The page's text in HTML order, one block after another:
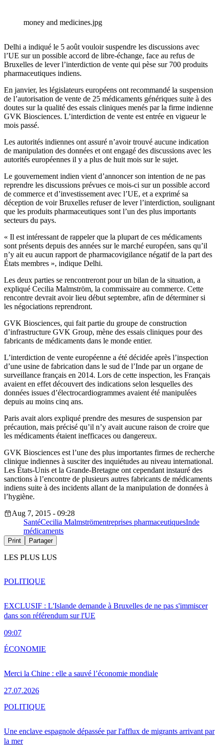
money and medicines.jpg
Delhi a indiqué le 5 août vouloir suspendre les discussions avec
l’UE sur un possible accord de libre-échange, face au refus de
Bruxelles de lever l’interdiction de vente qui pèse sur 700 produits
pharmaceutiques indiens.
En janvier, les législateurs européens ont recommandé la suspension
de l’autorisation de vente de 25 médicaments génériques suite à des
doutes sur la qualité des essais cliniques menés par la firme indienne
GVK Biosciences. L’interdiction de vente est entrée en vigueur le
mois passé.
Les autorités indiennes ont assuré n’avoir trouvé aucune indication
de manipulation des données et ont engagé des discussions avec les
autorités européennes il y a plus de huit mois sur le sujet.
Le gouvernement indien vient d’annoncer son intention de ne pas
reprendre les discussions prévues ce mois-ci sur un possible accord
de commerce et d’investissement avec l’UE, et a exprimé sa
déception de voir Bruxelles refuser de lever l’interdiction, soulignant
que les produits pharmaceutiques sont l’un des plus importants
secteurs du pays.
« Il est intéressant de rappeler que la plupart de ces médicaments
sont présents depuis des années sur le marché européen, sans qu’il
n’y ait eu aucun rapport de pharmacovigilance négatif de la part des
États membres », indique Delhi.
Les deux parties se rencontreront pour un bilan de la situation, a
expliqué Cecilia Malmström, la commissaire au commerce. Cette
rencontre devrait avoir lieu début septembre, afin de déterminer si
les négociations reprendront.
GVK Biosciences, qui fait partie du groupe de construction
d’infrastructure GVK Group, mène des essais cliniques pour des
fabricants de médicaments dans le monde entier.
L’interdiction de vente européenne a été décidée après l’inspection
d’une usine de fabrication dans le sud de l’Inde par un organe de
surveillance français en 2014. Lors de cette inspection, les Français
avaient en effet découvert des indications selon lesquelles des
données issues d’électrocardiogrammes avaient été manipulées
depuis au moins cinq ans.
Paris avait alors expliqué prendre des mesures de suspension par
précaution, mais précisé qu’il n’y avait aucune raison de croire que
les médicaments étaient inefficaces ou dangereux.
GVK Biosciences est l’une des plus importantes firmes de recherche
clinique indiennes à susciter des inquiétudes au niveau international.
Les États-Unis et la Grande-Bretagne ont cependant instauré des
sanctions à l’encontre de plusieurs autres fabricants de médicaments
indiens suite à des incidents allant de la manipulation de données à
l’hygiène.
Aug 7, 2015 - 09:28
SantéCecilia Malmströmentreprises pharmaceutiquesInde
médicaments
Print Partager
LES PLUS LUS
EXCLUSIF : L'Islande demande à Bruxelles de ne pas s'immiscer
dans son référendum sur l'UE
09:07
POLITIQUE
Merci la Chine : elle a sauvé l’économie mondiale
27.07.2026
ÉCONOMIE
Une enclave espagnole dépassée par l'afflux de migrants arrivant par
la mer
POLITIQUE